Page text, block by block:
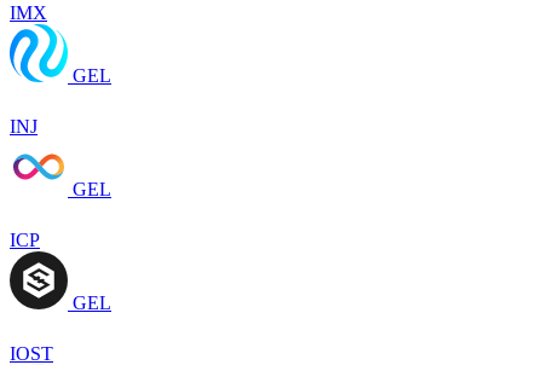
IMX
GEL
INJ
GEL
ICP
GEL
IOST